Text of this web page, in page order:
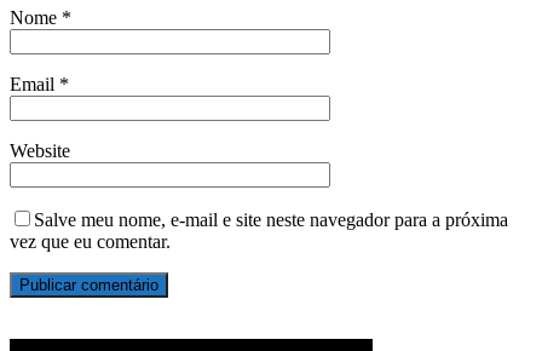
Nome *
Email *
Website
Salve meu nome, e-mail e site neste navegador para a próxima
vez que eu comentar.